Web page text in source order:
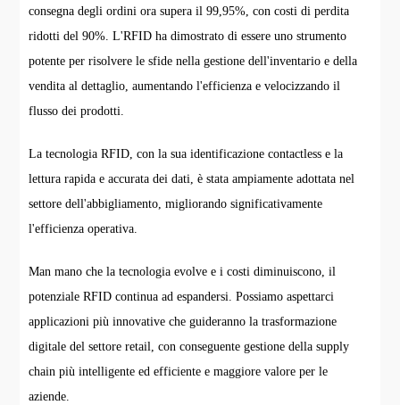
consegna degli ordini ora supera il 99,95%, con costi di perdita
ridotti del 90%. L'RFID ha dimostrato di essere uno strumento
potente per risolvere le sfide nella gestione dell'inventario e della
vendita al dettaglio, aumentando l'efficienza e velocizzando il
flusso dei prodotti.
La tecnologia RFID, con la sua identificazione contactless e la
lettura rapida e accurata dei dati, è stata ampiamente adottata nel
settore dell'abbigliamento, migliorando significativamente
l'efficienza operativa.
Man mano che la tecnologia evolve e i costi diminuiscono, il
potenziale RFID continua ad espandersi. Possiamo aspettarci
applicazioni più innovative che guideranno la trasformazione
digitale del settore retail, con conseguente gestione della supply
chain più intelligente ed efficiente e maggiore valore per le
aziende.